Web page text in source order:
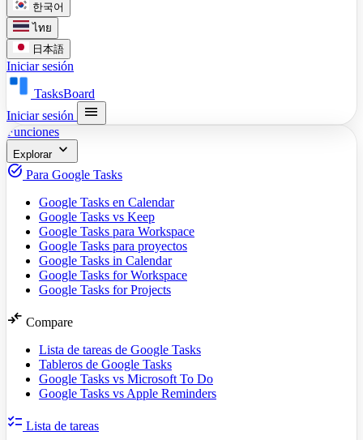
한국어
ไทย
日本語
Iniciar sesión
TasksBoard
Iniciar sesión
menu
Funciones
Explorar expand_more
task_alt Para Google Tasks
Google Tasks en Calendar
Google Tasks vs Keep
Google Tasks para Workspace
Google Tasks para proyectos
Google Tasks in Calendar
Google Tasks for Workspace
Google Tasks for Projects
compare_arrows Compare
Lista de tareas de Google Tasks
Tableros de Google Tasks
Google Tasks vs Microsoft To Do
Google Tasks vs Apple Reminders
checklist Lista de tareas